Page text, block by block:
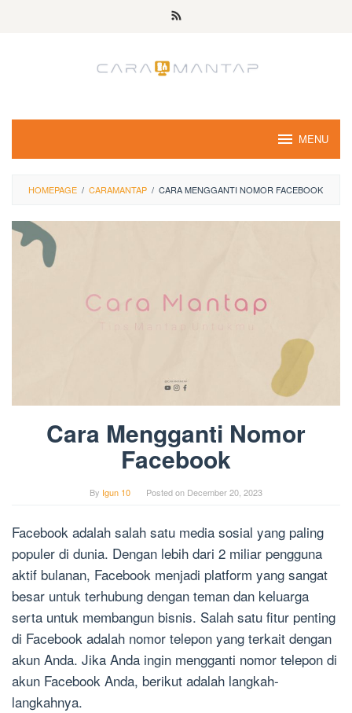
MENU
HOMEPAGE / CARAMANTAP / CARA MENGGANTI NOMOR FACEBOOK
Cara Mengganti Nomor
Facebook
By Igun 10 Posted on December 20, 2023
Facebook adalah salah satu media sosial yang paling
populer di dunia. Dengan lebih dari 2 miliar pengguna
aktif bulanan, Facebook menjadi platform yang sangat
besar untuk terhubung dengan teman dan keluarga
serta untuk membangun bisnis. Salah satu fitur penting
di Facebook adalah nomor telepon yang terkait dengan
akun Anda. Jika Anda ingin mengganti nomor telepon di
akun Facebook Anda, berikut adalah langkah-
langkahnya.